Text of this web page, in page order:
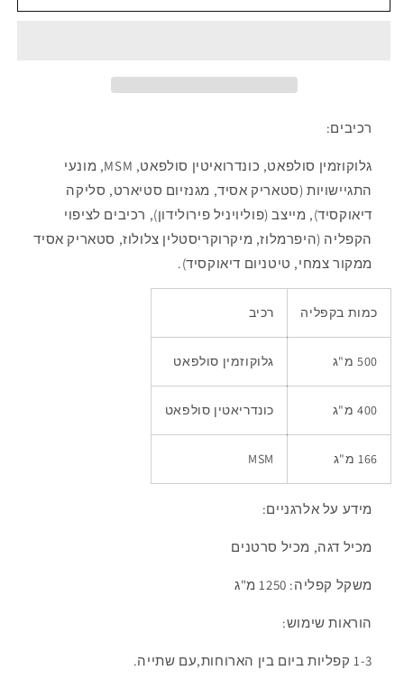
רכיבים:
גלוקוזמין סולפאט, כונדרואיטין סולפאט, MSM, מונעי
התגיישויות (סטאריק אסיד, מגנזיום סטיארט, סליקה
דיאוקסיד), מייצב (פוליויניל פירולידון), רכיבים לציפוי
הקפליה (היפרמלוז, מיקרוקריסטלין צלולוז, סטאריק אסיד
ממקור צמחי, טיטניום דיאוקסיד).
כמות בקפליה רכיב
500 מ"ג גלוקוזמין סולפאט
400 מ"ג כונדריאטין סולפאט
166 מ"ג MSM
מידע על אלרגניים:
מכיל דגה, מכיל סרטנים
משקל קפליה: 1250 מ"ג
הוראות שימוש:
1-3 קפליות ביום בין הארוחות,עם שתייה.